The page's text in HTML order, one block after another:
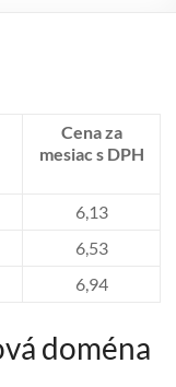
Cena za
mesiac s DPH
6,13
6,53
6,94
doména